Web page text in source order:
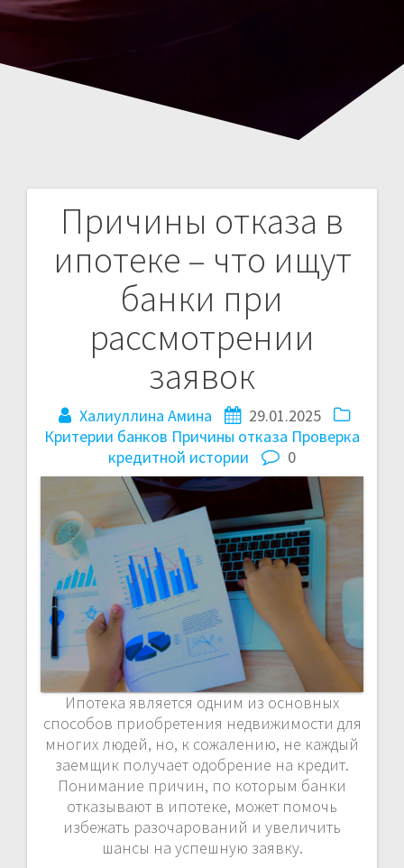
Причины отказа в
ипотеке – что ищут
банки при
рассмотрении
заявок
Халиуллина Амина
29.01.2025
Критерии банков Причины отказа Проверка
кредитной истории
0
Ипотека является одним из основных
способов приобретения недвижимости для
многих людей, но, к сожалению, не каждый
заемщик получает одобрение на кредит.
Понимание причин, по которым банки
отказывают в ипотеке, может помочь
избежать разочарований и увеличить
шансы на успешную заявку.
Навигация
по
записям